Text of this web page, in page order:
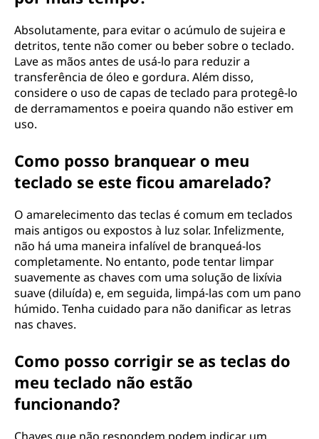
Absolutamente, para evitar o acúmulo de sujeira e
detritos, tente não comer ou beber sobre o teclado.
Lave as mãos antes de usá-lo para reduzir a
transferência de óleo e gordura. Além disso,
considere o uso de capas de teclado para protegê-lo
de derramamentos e poeira quando não estiver em
uso.
Como posso branquear o meu
teclado se este ficou amarelado?
O amarelecimento das teclas é comum em teclados
mais antigos ou expostos à luz solar. Infelizmente,
não há uma maneira infalível de branqueá-los
completamente. No entanto, pode tentar limpar
suavemente as chaves com uma solução de lixívia
suave (diluída) e, em seguida, limpá-las com um pano
húmido. Tenha cuidado para não danificar as letras
nas chaves.
Como posso corrigir se as teclas do
meu teclado não estão
funcionando?